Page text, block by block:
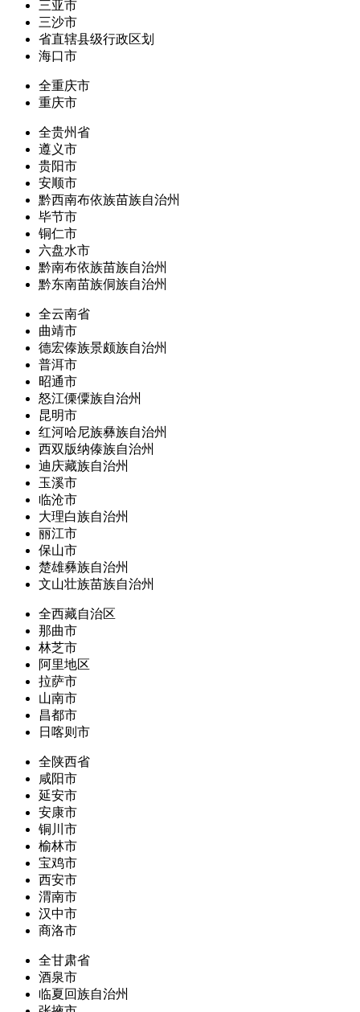
三亚市
三沙市
省直辖县级行政区划
海口市
全重庆市
重庆市
全贵州省
遵义市
贵阳市
安顺市
黔西南布依族苗族自治州
毕节市
铜仁市
六盘水市
黔南布依族苗族自治州
黔东南苗族侗族自治州
全云南省
曲靖市
德宏傣族景颇族自治州
普洱市
昭通市
怒江傈僳族自治州
昆明市
红河哈尼族彝族自治州
西双版纳傣族自治州
迪庆藏族自治州
玉溪市
临沧市
大理白族自治州
丽江市
保山市
楚雄彝族自治州
文山壮族苗族自治州
全西藏自治区
那曲市
林芝市
阿里地区
拉萨市
山南市
昌都市
日喀则市
全陕西省
咸阳市
延安市
安康市
铜川市
榆林市
宝鸡市
西安市
渭南市
汉中市
商洛市
全甘肃省
酒泉市
临夏回族自治州